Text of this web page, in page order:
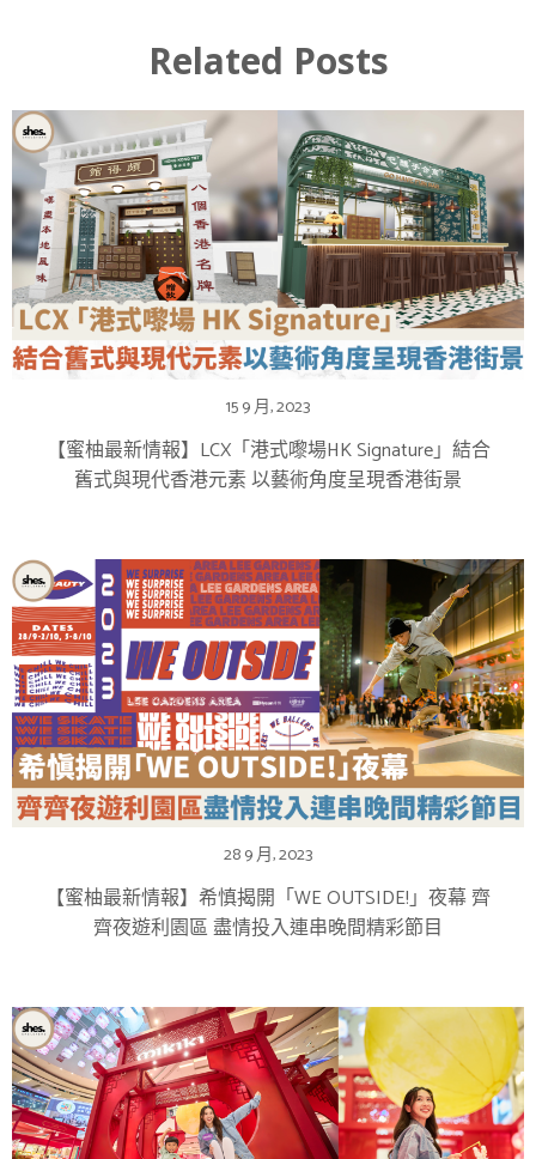
Related Posts
15 9 月, 2023
【蜜柚最新情報】LCX「港式嚟場HK Signature」結合
舊式與現代香港元素 以藝術角度呈現香港街景
28 9 月, 2023
【蜜柚最新情報】希慎揭開「WE OUTSIDE!」夜幕 齊
齊夜遊利園區 盡情投入連串晚間精彩節目